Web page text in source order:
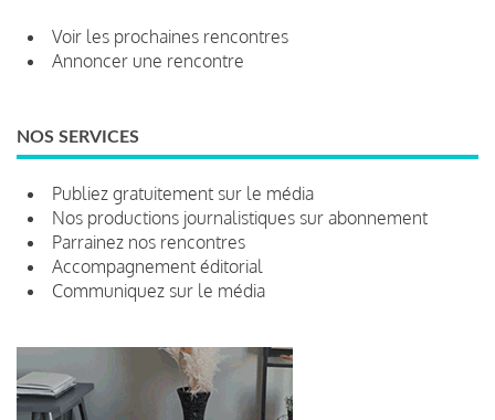
Voir les prochaines rencontres
Annoncer une rencontre
NOS SERVICES
Publiez gratuitement sur le média
Nos productions journalistiques sur abonnement
Parrainez nos rencontres
Accompagnement éditorial
Communiquez sur le média